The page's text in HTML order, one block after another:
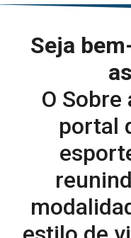
Seja
O Sobre
portal